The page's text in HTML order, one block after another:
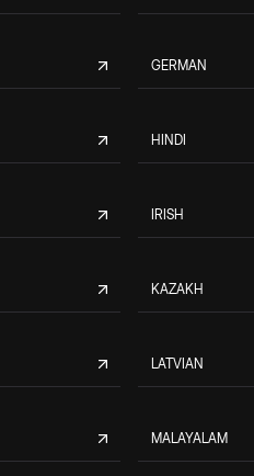
GERMAN
HINDI
IRISH
KAZAKH
LATVIAN
MALAYALAM